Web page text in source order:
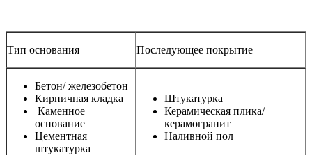
Тип основания Последующее покрытие
Бетон/ железобетон
Кирпичная кладка
Каменное
основание
Цементная
штукатурка
Штукатурка
Керамическая плика/
керамогранит
Наливной пол